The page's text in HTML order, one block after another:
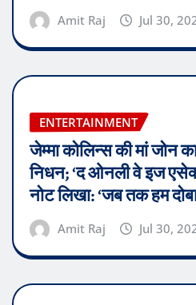
Amit Raj Jul 30,
ENTERTAINMENT
जेम्मा कोलिन्स की मां जोन
निधन; ‘द ओनली वे इज
नोट लिखा: ‘जब तक हम
Amit Raj Jul 30,